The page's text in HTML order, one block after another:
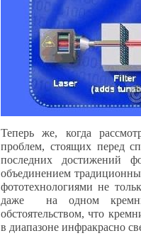
Теперь же, когда
проблем, стоящих перед
последних достижений
объединением
фототехнологиями не
даже на одном
обстоятельством, что
в диапазоне инфракрасно